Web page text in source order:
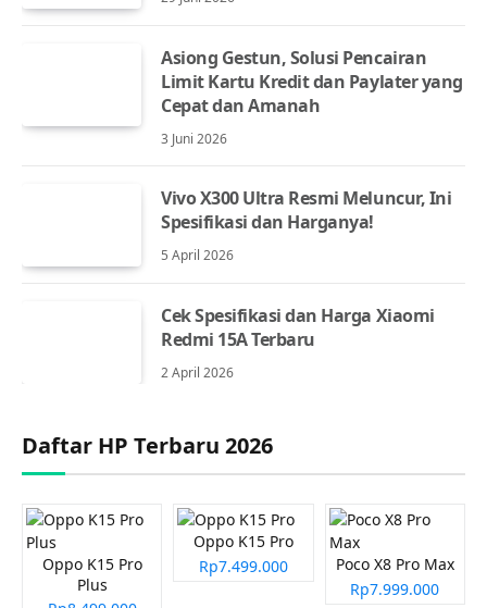
Asiong Gestun, Solusi Pencairan
Limit Kartu Kredit dan Paylater yang
Cepat dan Amanah
3 Juni 2026
Vivo X300 Ultra Resmi Meluncur, Ini
Spesifikasi dan Harganya!
5 April 2026
Cek Spesifikasi dan Harga Xiaomi
Redmi 15A Terbaru
2 April 2026
Daftar HP Terbaru 2026
Oppo K15 Pro
Plus
Oppo K15 Pro
Rp7.499.000
Poco X8 Pro Max
Rp7.999.000